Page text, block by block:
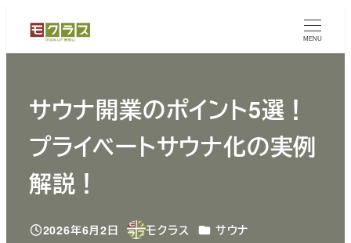
MENU
サウナ開業のポイント5選！
プライベートサウナ化の実例
解説！
投稿日
2026年6月2日
著
モクラス カテゴリー
サウナ